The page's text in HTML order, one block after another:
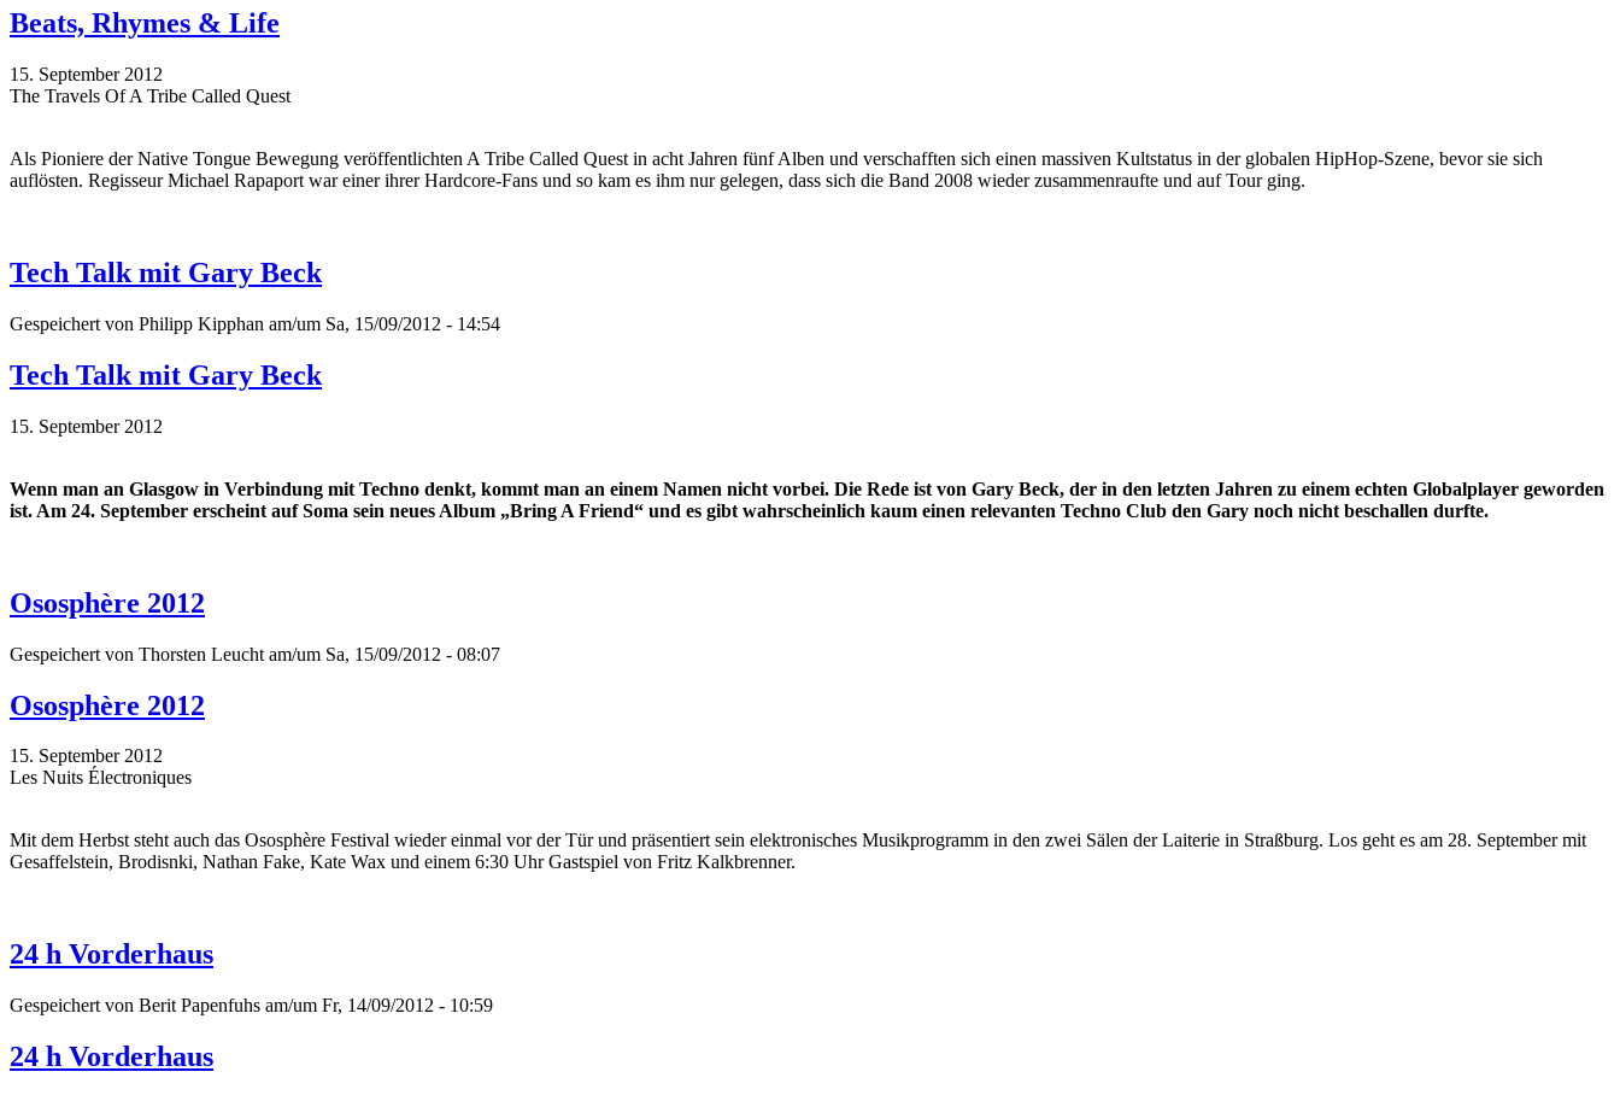
Beats, Rhymes & Life
15. September 2012
The Travels Of A Tribe Called Quest
Als Pioniere der Native Tongue Bewegung veröffentlichten A Tribe Called Quest in acht Jahren fünf Alben und verschafften sich einen massiven Kultstatus in der globalen HipHop-Szene, bevor sie sich
auflösten. Regisseur Michael Rapaport war einer ihrer Hardcore-Fans und so kam es ihm nur gelegen, dass sich die Band 2008 wieder zusammenraufte und auf Tour ging.
Tech Talk mit Gary Beck
Gespeichert von Philipp Kipphan am/um Sa, 15/09/2012 - 14:54
Tech Talk mit Gary Beck
15. September 2012
Wenn man an Glasgow in Verbindung mit Techno denkt, kommt man an einem Namen nicht vorbei. Die Rede ist von Gary Beck, der in den letzten Jahren zu einem echten Globalplayer geworden
ist. Am 24. September erscheint auf Soma sein neues Album „Bring A Friend“ und es gibt wahrscheinlich kaum einen relevanten Techno Club den Gary noch nicht beschallen durfte.
Ososphère 2012
Gespeichert von Thorsten Leucht am/um Sa, 15/09/2012 - 08:07
Ososphère 2012
15. September 2012
Les Nuits Électroniques
Mit dem Herbst steht auch das Ososphère Festival wieder einmal vor der Tür und präsentiert sein elektronisches Musikprogramm in den zwei Sälen der Laiterie in Straßburg. Los geht es am 28. September mit
Gesaffelstein, Brodisnki, Nathan Fake, Kate Wax und einem 6:30 Uhr Gastspiel von Fritz Kalkbrenner.
24 h Vorderhaus
Gespeichert von Berit Papenfuhs am/um Fr, 14/09/2012 - 10:59
24 h Vorderhaus